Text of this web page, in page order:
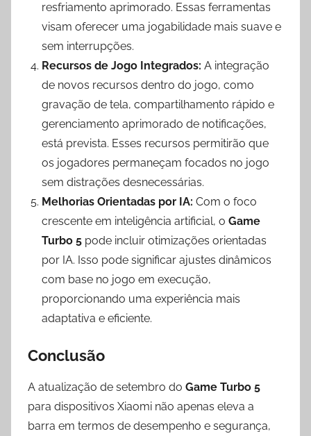
resfriamento aprimorado. Essas ferramentas
visam oferecer uma jogabilidade mais suave e
sem interrupções.
Recursos de Jogo Integrados: A integração
de novos recursos dentro do jogo, como
gravação de tela, compartilhamento rápido e
gerenciamento aprimorado de notificações,
está prevista. Esses recursos permitirão que
os jogadores permaneçam focados no jogo
sem distrações desnecessárias.
Melhorias Orientadas por IA: Com o foco
crescente em inteligência artificial, o Game
Turbo 5 pode incluir otimizações orientadas
por IA. Isso pode significar ajustes dinâmicos
com base no jogo em execução,
proporcionando uma experiência mais
adaptativa e eficiente.
Conclusão
A atualização de setembro do Game Turbo 5
para dispositivos Xiaomi não apenas eleva a
barra em termos de desempenho e segurança,